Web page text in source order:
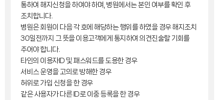
통하여 해지신청을 하여야 하며, 병원에서는 본인 여부를 확인 후
조치합니다.
병원은 회원이 다음 각 호에 해당하는 행위를 하였을 경우 해지조치
30일전까지 그 뜻을 이용고객에게 통지하여 의견진술할 기회를
주어야 합니다.
타인의 이용자ID 및 패스워드를 도용한 경우
서비스 운영을 고의로 방해한 경우
허위로 가입 신청을 한 경우
같은 사용자가 다른 ID로 이중 등록을 한 경우